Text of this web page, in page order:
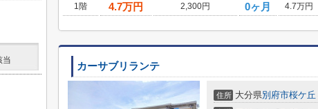
1階
4.7万円 2,300円 0ヶ月 4.7万円
カーサブリランテ
住所 大分県別府市桜ケ丘
当